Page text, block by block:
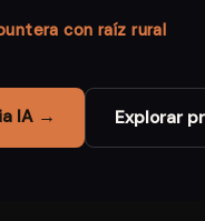
con raíz rural
IA → Explorar